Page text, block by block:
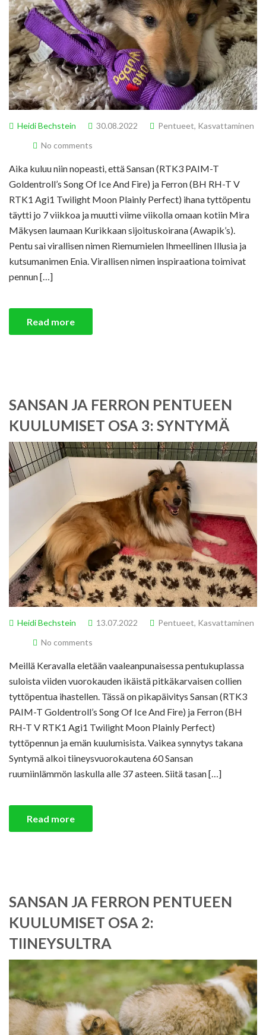
Heidi Bechstein 30.08.2022 Pentueet, Kasvattaminen
No comments
Aika kuluu niin nopeasti, että Sansan (RTK3 PAIM-T
Goldentroll’s Song Of Ice And Fire) ja Ferron (BH RH-T V
RTK1 Agi1 Twilight Moon Plainly Perfect) ihana tyttöpentu
täytti jo 7 viikkoa ja muutti viime viikolla omaan kotiin Mira
Mäkysen laumaan Kurikkaan sijoituskoirana (Awapik’s).
Pentu sai virallisen nimen Riemumielen Ihmeellinen Illusia ja
kutsumanimen Enia. Virallisen nimen inspiraationa toimivat
pennun […]
Read more
SANSAN JA FERRON PENTUEEN
KUULUMISET OSA 3: SYNTYMÄ
Heidi Bechstein 13.07.2022 Pentueet, Kasvattaminen
No comments
Meillä Keravalla eletään vaaleanpunaisessa pentukuplassa
suloista viiden vuorokauden ikäistä pitkäkarvaisen collien
tyttöpentua ihastellen. Tässä on pikapäivitys Sansan (RTK3
PAIM-T Goldentroll’s Song Of Ice And Fire) ja Ferron (BH
RH-T V RTK1 Agi1 Twilight Moon Plainly Perfect)
tyttöpennun ja emän kuulumisista. Vaikea synnytys takana
Syntymä alkoi tiineysvuorokautena 60 Sansan
ruumiinlämmön laskulla alle 37 asteen. Siitä tasan […]
Read more
SANSAN JA FERRON PENTUEEN
KUULUMISET OSA 2:
TIINEYSULTRA